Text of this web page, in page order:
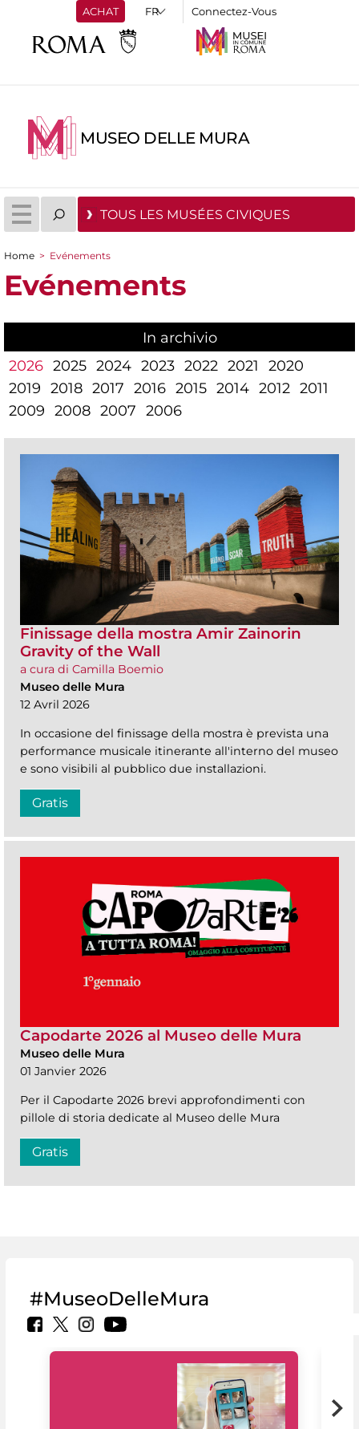
ACHAT Connectez-Vous
MUSEO DELLE MURA
TOUS LES MUSÉES CIVIQUES
You are here
Home > Evénements
Evénements
In archivio
2026 2025 2024 2023 2022 2021
2020
2019 2018 2017 2016 2015 2014 2012 2011
2009 2008 2007 2006
Finissage della mostra Amir Zainorin
Gravity of the Wall
a cura di Camilla Boemio
Museo delle Mura
12 Avril 2026
In occasione del finissage della mostra è prevista una
performance musicale itinerante all'interno del museo
e sono visibili al pubblico due installazioni.
Gratis
Capodarte 2026 al Museo delle Mura
Museo delle Mura
01 Janvier 2026
Per il Capodarte 2026 brevi approfondimenti con
pillole di storia dedicate al Museo delle Mura
Gratis
#MuseoDelleMura